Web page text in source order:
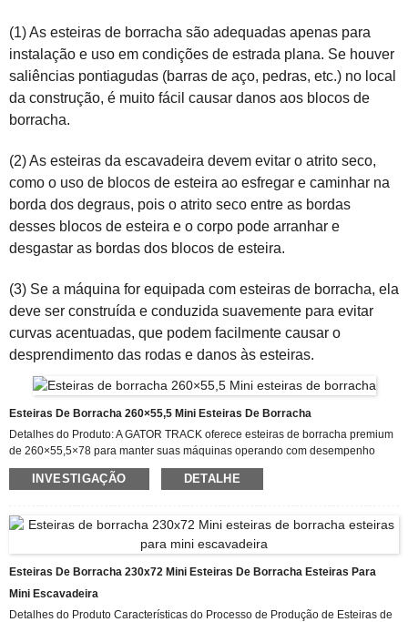
(1) As esteiras de borracha são adequadas apenas para
instalação e uso em condições de estrada plana. Se houver
saliências pontiagudas (barras de aço, pedras, etc.) no local
da construção, é muito fácil causar danos aos blocos de
borracha.
(2) As esteiras da escavadeira devem evitar o atrito seco,
como o uso de blocos de esteira ao esfregar e caminhar na
borda dos degraus, pois o atrito seco entre as bordas
desses blocos de esteira e o corpo pode arranhar e
desgastar as bordas dos blocos de esteira.
(3) Se a máquina for equipada com esteiras de borracha, ela
deve ser construída e conduzida suavemente para evitar
curvas acentuadas, que podem facilmente causar o
desprendimento das rodas e danos às esteiras.
Esteiras De Borracha 260×55,5 Mini Esteiras De Borracha
Detalhes do Produto: A GATOR TRACK oferece esteiras de borracha premium
de 260×55,5×78 para manter suas máquinas operando com desempenho
máximo. Nosso compromisso é simplificar o processo de pedido de esteiras
de borracha de reposição e entregar um produto de qualidade diretamente em
você poderá concluir seu trabalho! Nossas esteiras de borracha
convencionais de 260×55,5 são para uso com trens de rodagem de máquinas
projetadas especificamente para operar com esteiras de borracha...
INVESTIGAÇÃO DETALHE
Esteiras De Borracha 230x72 Mini Esteiras De Borracha Esteiras Para
Mini Escavadeira
Detalhes do Produto Características do Processo de Produção de Esteiras de